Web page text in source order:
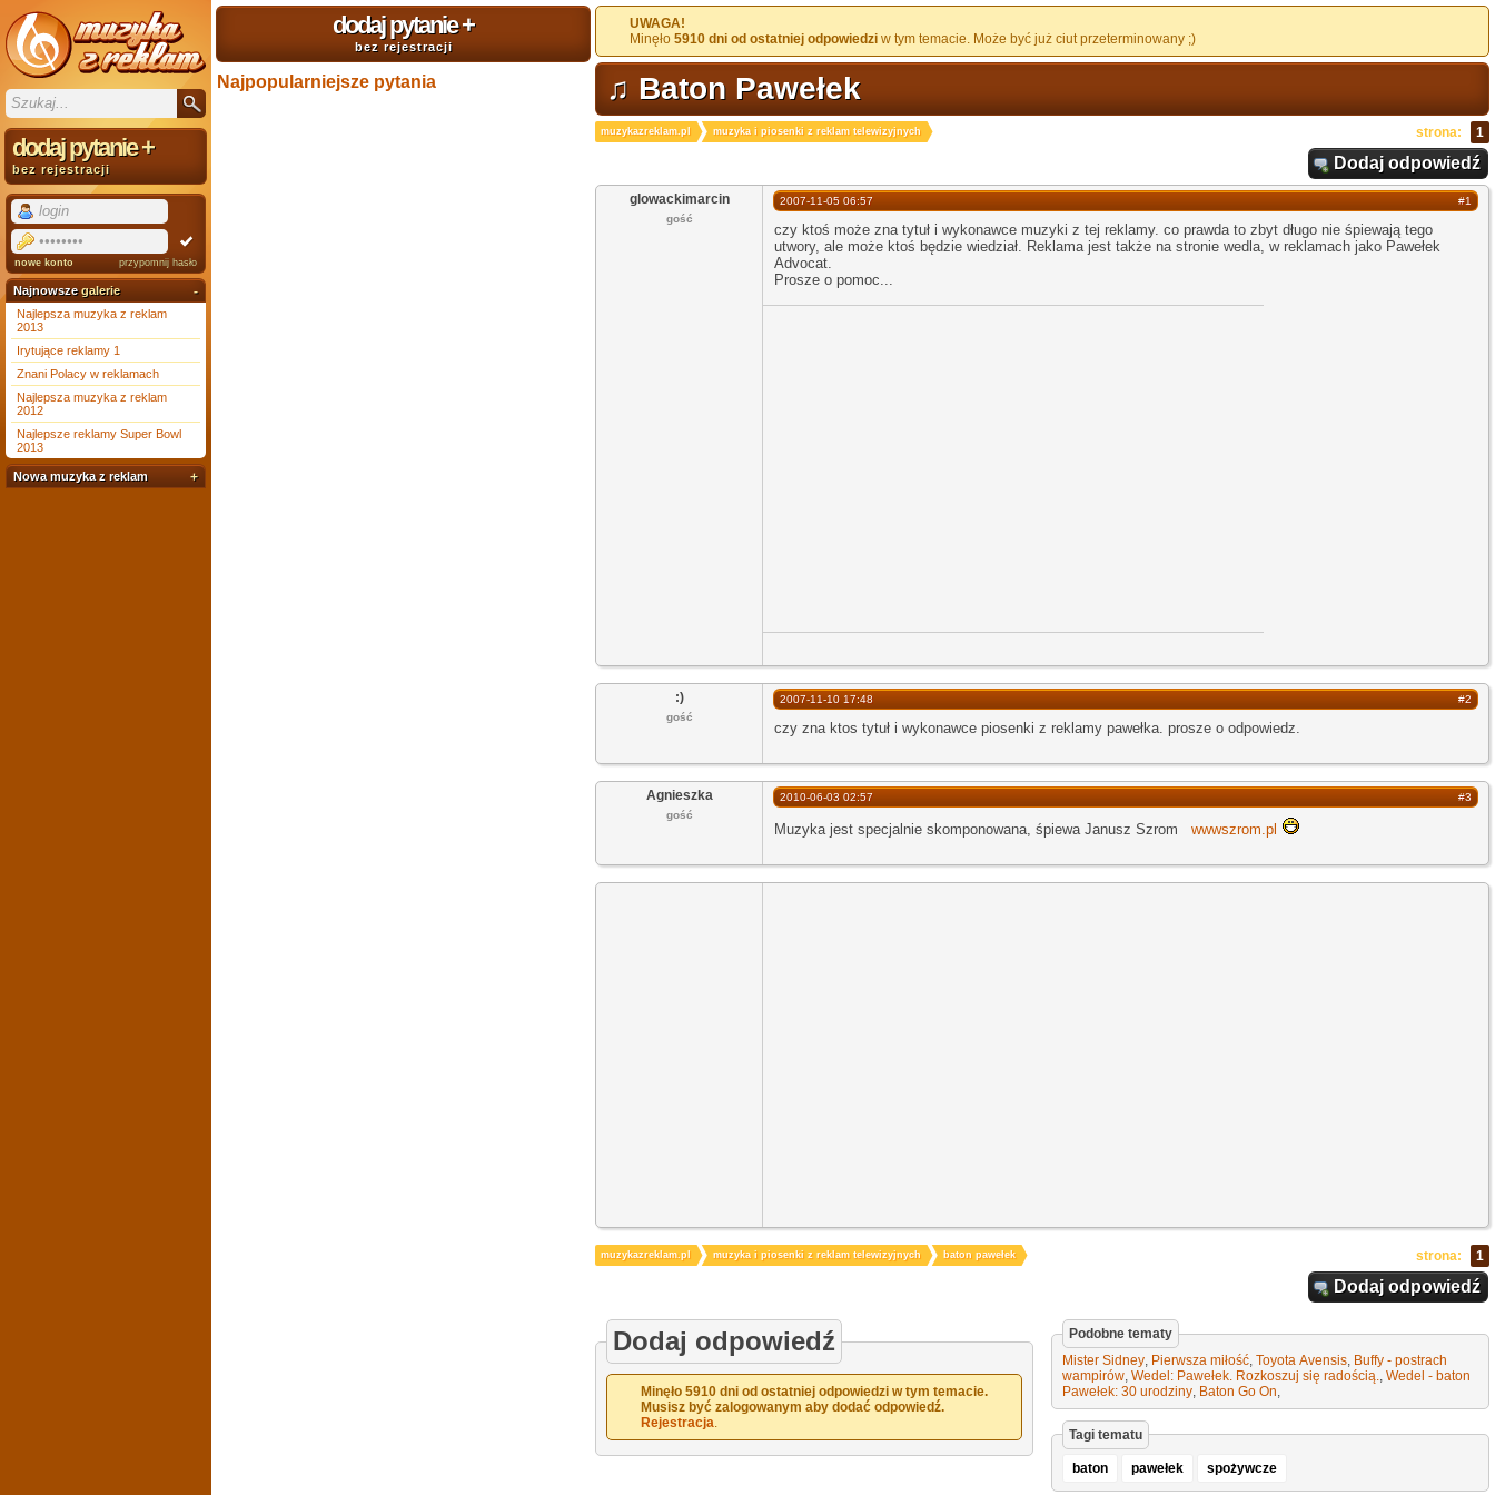
dodaj pytanie+
bez rejestracji
nowe konto przypomnij hasło
Najnowszegalerie -
Najlepsza muzyka z reklam
2013
Irytujące reklamy 1
Znani Polacy w reklamach
Najlepsza muzyka z reklam
2012
Najlepsze reklamy Super Bowl
2013
Nowa muzyka z reklam +
UWAGA!
Minęło 5910 dni od ostatniej odpowiedzi w tym temacie. Może być już ciut przeterminowany ;)
♫ Baton Pawełek
muzykazreklam.pl muzyka i piosenki z reklam telewizyjnych strona: 1
Dodaj odpowiedź
glowackimarcin
gość
#1
2007-11-05 06:57
czy ktoś może zna tytuł i wykonawce muzyki z tej reklamy. co prawda to zbyt długo nie śpiewają tego
utwory, ale może ktoś będzie wiedział. Reklama jest także na stronie wedla, w reklamach jako Pawełek
Advocat.
Prosze o pomoc...
:)
gość
#2
2007-11-10 17:48
czy zna ktos tytuł i wykonawce piosenki z reklamy pawełka. prosze o odpowiedz.
Agnieszka
gość
#3
2010-06-03 02:57
Muzyka jest specjalnie skomponowana, śpiewa Janusz Szrom wwwszrom.pl
muzykazreklam.pl muzyka i piosenki z reklam telewizyjnych baton pawełek strona: 1
Dodaj odpowiedź
Dodaj odpowiedź
Minęło 5910 dni od ostatniej odpowiedzi w tym temacie.
Musisz być zalogowanym aby dodać odpowiedź.
Rejestracja.
Podobne tematy
Mister Sidney, Pierwsza miłość,Toyota Avensis, Buffy - postrach
wampirów,Wedel: Pawełek. Rozkoszuj się radością.,Wedel - baton
Pawełek: 30 urodziny, Baton Go On,
Tagi tematu
baton pawełek spożywcze
dodaj pytanie+
bez rejestracji
Najpopularniejsze pytania